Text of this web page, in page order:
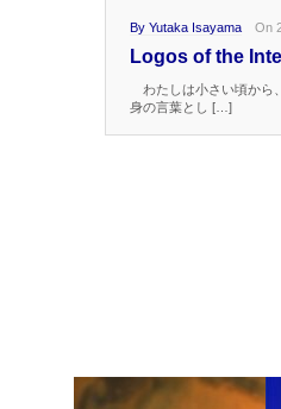
By Yutaka Isayama On
Logos of the
わたしは小さい頃から
身の言葉とし […]